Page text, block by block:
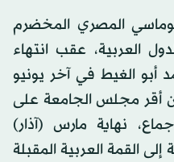
المصري المخضرم
العربية، عقب انتهاء
أبو الغيط في آخر يونيو
أقر مجلس الجامعة على
نهاية مارس (آذار)
القمة العربية المقبلة